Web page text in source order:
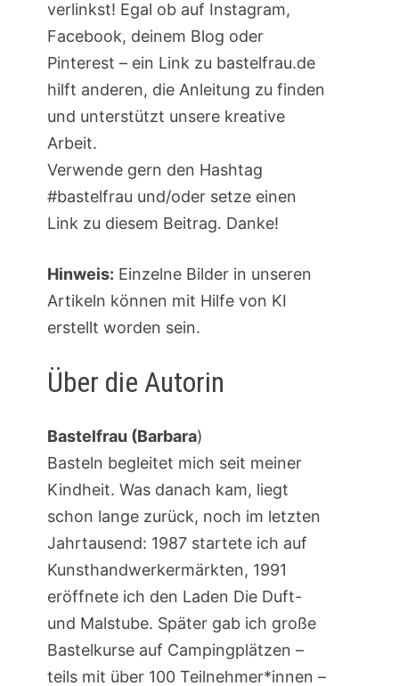
verlinkst! Egal ob auf Instagram,
Facebook, deinem Blog oder
Pinterest – ein Link zu bastelfrau.de
hilft anderen, die Anleitung zu finden
und unterstützt unsere kreative
Arbeit.
Verwende gern den Hashtag
#bastelfrau und/oder setze einen
Link zu diesem Beitrag. Danke!
Hinweis: Einzelne Bilder in unseren
Artikeln können mit Hilfe von KI
erstellt worden sein.
Über die Autorin
Bastelfrau (Barbara)
Basteln begleitet mich seit meiner
Kindheit. Was danach kam, liegt
schon lange zurück, noch im letzten
Jahrtausend: 1987 startete ich auf
Kunsthandwerkermärkten, 1991
eröffnete ich den Laden Die Duft-
und Malstube. Später gab ich große
Bastelkurse auf Campingplätzen –
teils mit über 100 Teilnehmer*innen –